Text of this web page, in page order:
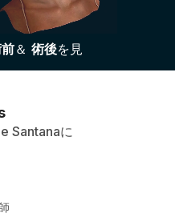
＆ 術後を見
Santanaに